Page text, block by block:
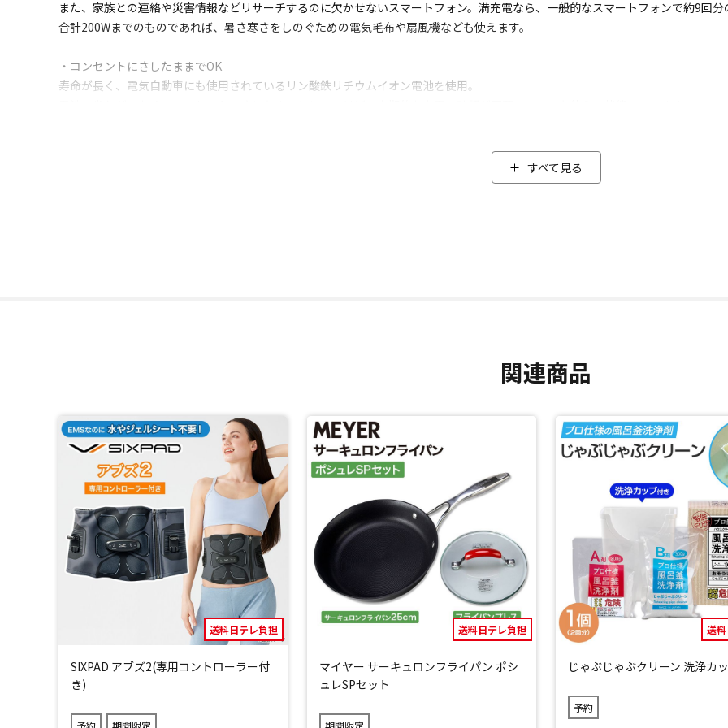
また、家族との連絡や災害情報などリサーチするのに欠かせないスマートフォン。満充電なら、一般的なスマートフォンで約9回分
合計200Wまでのものであれば、暑さ寒さをしのぐための電気毛布や扇風機なども使えます。
・コンセントにさしたままでOK
寿命が長く、電気自動車にも使用されているリン酸鉄リチウムイオン電池を使用。
ソーラーパネル付き
ソーラーパネル付きなので太陽光発電で本体の充電が可能。コンパクトで、非常時以外にもアウトドア、キャンプなどでの電源確
またシガーソケットからも充電でき、車の中で充電することも可能です。
さらに、万が一本体のバッテリーを使い切ってしまっても、ソーラーパネルからスマートフォンなどに直接充電することもでき、
期間限定「半固体モバイルバッテリー」をセット
従来の液系リチウムイオン電池に比べ、より高い安定性の半固体リチウムイオン電池を搭載。
発火リスクの低減を目指した「半固体モバイルバッテリー」です。
USB-PD(Power Delivery）に対応し、最大20Wの出力でデバイスをスピーディーに充電します。
厚さわずか9.2mm、質量は約110gとコンパクトで、バッグやポケットに入れてもかさばりません。
*1：EPS機能：バッテリー電力に変わる際10ms程度の瞬断が発生します。医療機器やNASなどの使用は推奨いたしません。
すべて見る
関連商品
送料日テレ負担
SIXPAD アブズ2(専用コントローラー付
き)
予約 期間限定
送料日テレ負担
マイヤー サーキュロンフライパン ポシ
ュレSPセット
期間限定
送
じゃぶじゃぶクリーン 洗浄カ
予約